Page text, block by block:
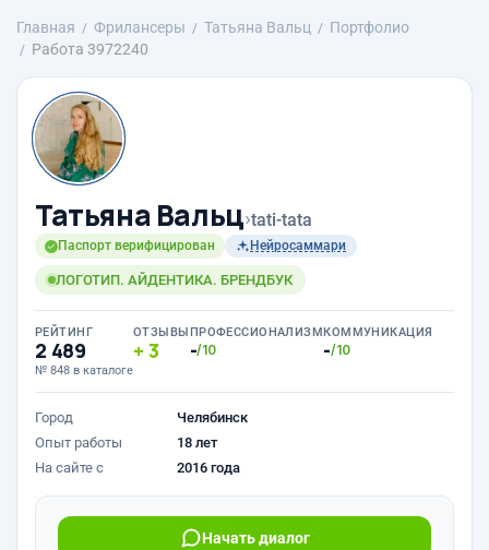
Главная Фрилансеры Татьяна Вальц
Портфолио
Работа 3972240
Татьяна Вальц›tati-tata
Паспорт верифицирован Нейросаммари
ЛОГОТИП. АЙДЕНТИКА. БРЕНДБУК
РЕЙТИНГ
2 489
№ 848 в каталоге
ОТЗЫВЫ
3
ПРОФЕССИОНАЛИЗМ
-/10
КОММУНИКАЦИЯ
-/10
Город
Челябинск
Опыт работы
18 лет
На сайте с
2016 года
Начать диалог